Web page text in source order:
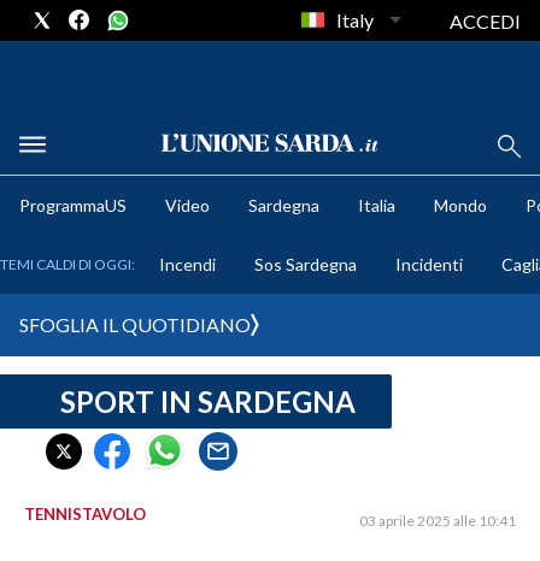
METEO
CRONACA SARDEGNA
CAGLIARI
SULCIS IGLESIENTE
Italy ACCEDI
ProgrammaUS Video Sardegna Italia Mondo
TEMI CALDI DI OGGI: Incendi Sos Sardegna Incidenti
SFOGLIA IL QUOTIDIANO
SPORT IN SARDEGNA
TENNISTAVOLO 03 aprile 2025 alle 10:41